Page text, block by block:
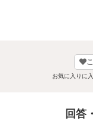
お気に入りに
回答